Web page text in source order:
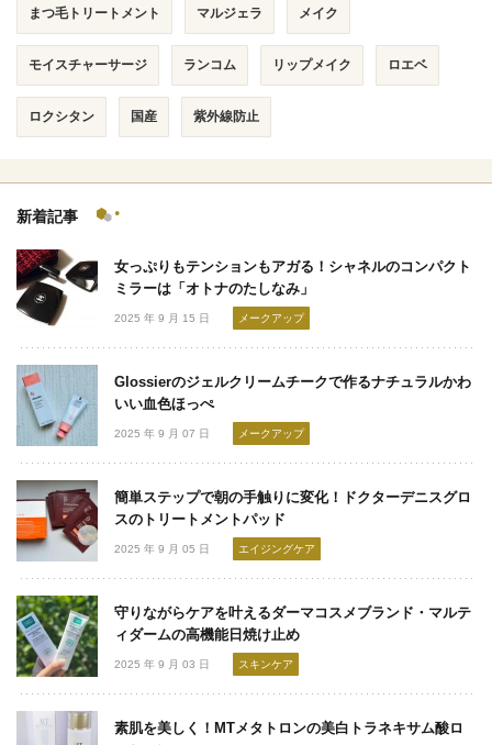
まつ毛トリートメント マルジェラ メイク
モイスチャーサージ ランコム リップメイク ロエベ
ロクシタン 国産 紫外線防止
新着記事
女っぷりもテンションもアガる！シャネルのコンパクト
ミラーは「オトナのたしなみ」
2025 年 9 月 15 日 メークアップ
Glossierのジェルクリームチークで作るナチュラルかわ
いい血色ほっぺ
2025 年 9 月 07 日 メークアップ
簡単ステップで朝の手触りに変化！ドクターデニスグロ
スのトリートメントパッド
2025 年 9 月 05 日 エイジングケア
守りながらケアを叶えるダーマコスメブランド・マルテ
ィダームの高機能日焼け止め
2025 年 9 月 03 日 スキンケア
素肌を美しく！MTメタトロンの美白トラネキサム酸ロ